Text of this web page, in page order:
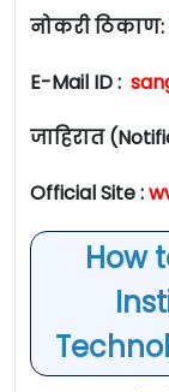
नोकरीठिकाण:
E-Mail ID :
जाहिरात
Official Site :
How